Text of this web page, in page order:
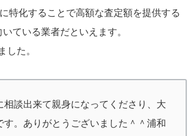
特化することで高額な査定額を提供する
ている業者だといえます。
た。
談出来て親身になってくださり、大
。ありがとうございました＾＾浦和